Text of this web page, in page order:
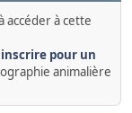
accéder à cette
pour un
animalière